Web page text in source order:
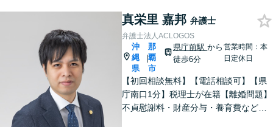
真栄里 嘉邦 弁護士
弁護士法人ACLOGOS
沖
縄
県
|
那
覇
市
県庁前駅 から
徒歩6分
営業時間：本
日定休日
【初回相談無料】【電話相談可】【県
庁南口1分】税理士が在籍【離婚問題】
不貞慰謝料・財産分与・養育費など。